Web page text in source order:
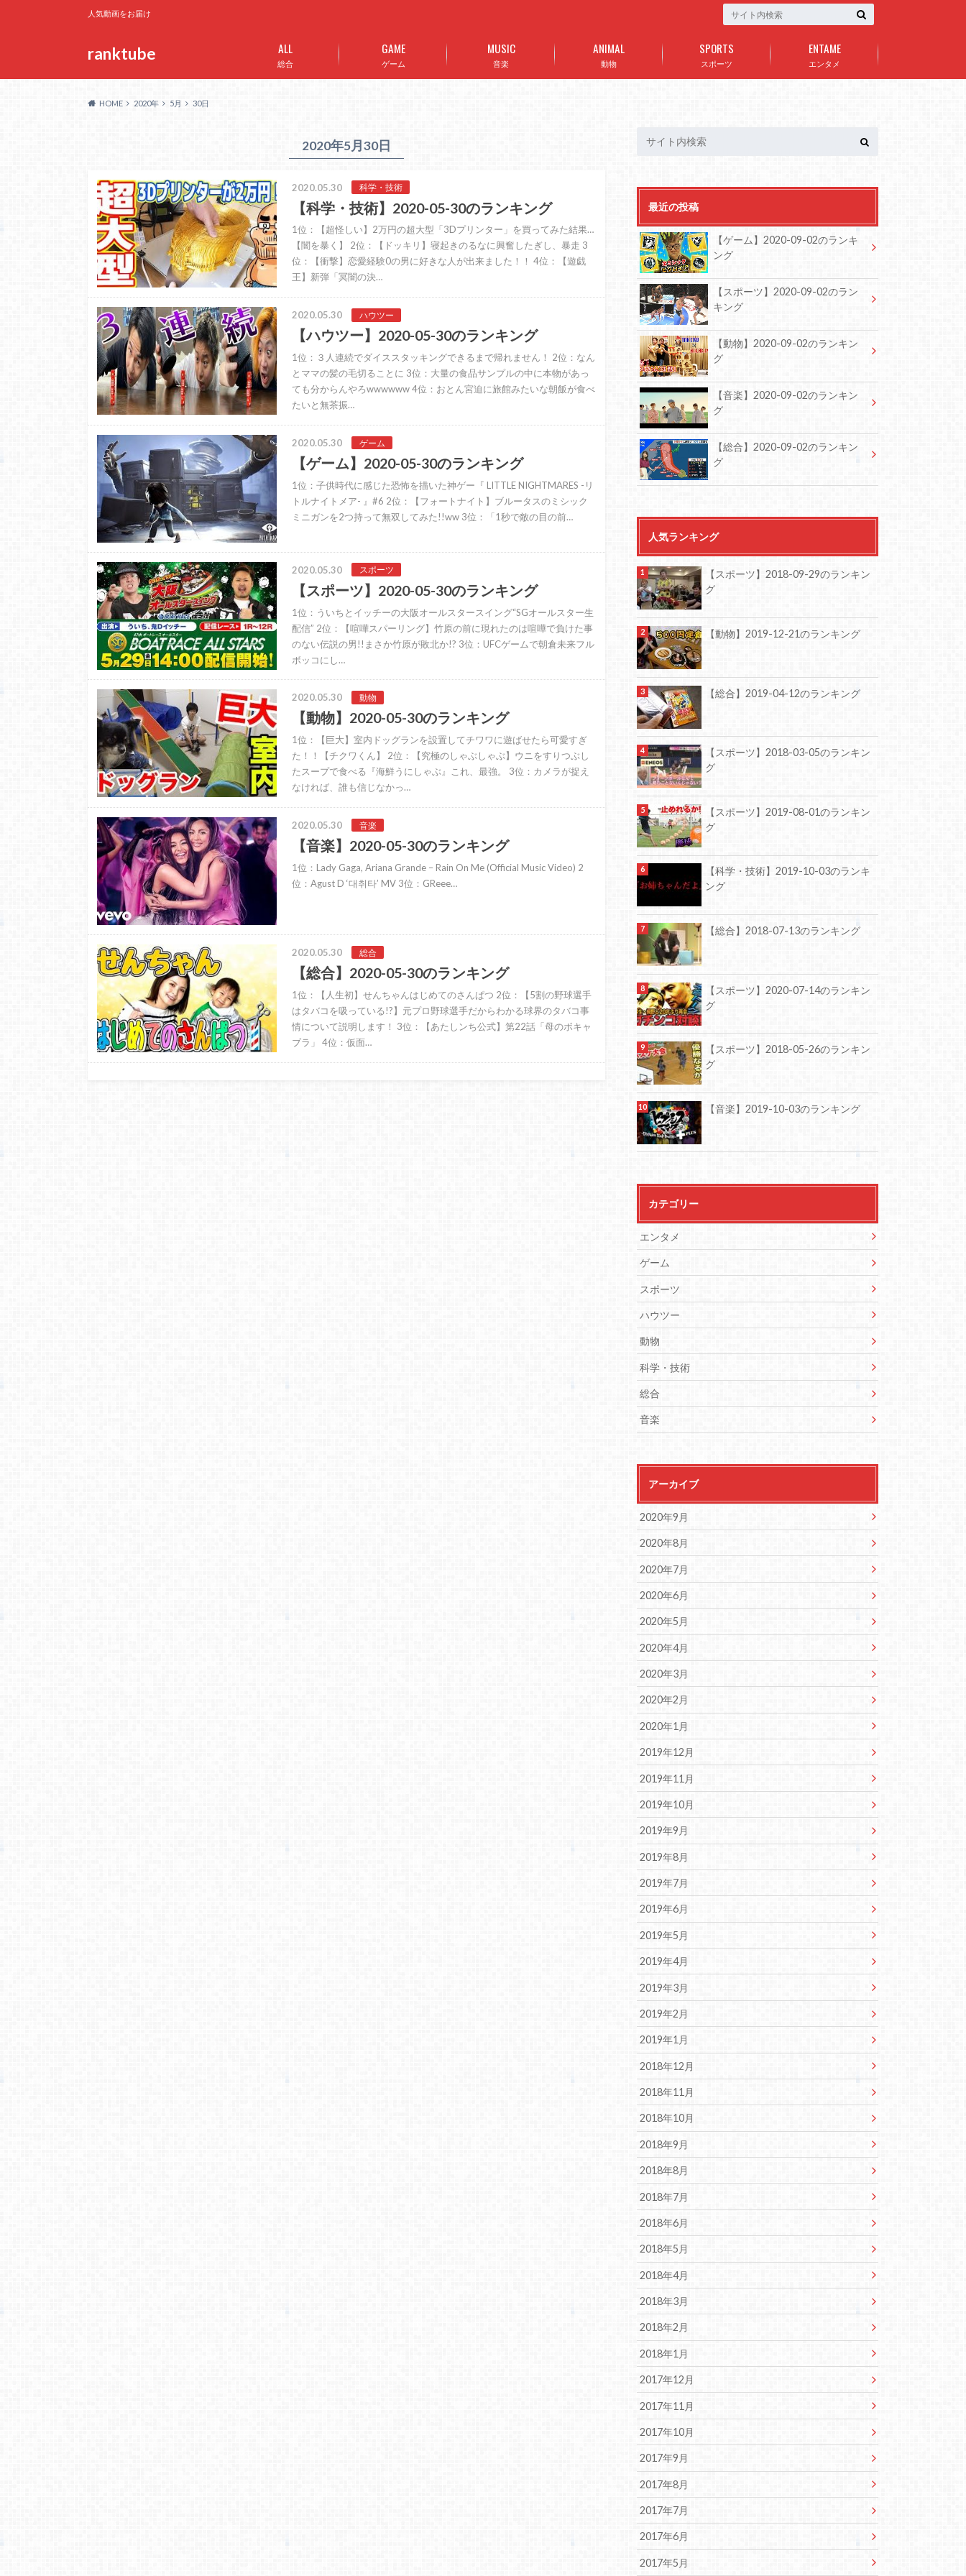
ranktube
人気動画をお届け
総合
ALL
ゲーム
GAME
音楽
MUSIC
動物
ANIMAL
スポーツ
SPORTS
エンタメ
ENTAME
HOME 2020年 5月 30日
2020年5月30日
2020.05.30 科学・技術
【科学・技術】2020-05-30のランキング
1位：【超怪しい】2万円の超大型「3Dプリンター」を買ってみた結果…
【闇を暴く】 2位：【ドッキリ】寝起きのるなに興奮したぎし、暴走 3
位：【衝撃】恋愛経験0の男に好きな人が出来ました！！ 4位：【遊戯
王】新弾「冥闇の決…
2020.05.30 ハウツー
【ハウツー】2020-05-30のランキング
1位：３人連続でダイススタッキングできるまで帰れません！ 2位：なん
とママの髪の毛切ることに 3位：大量の食品サンプルの中に本物があっ
ても分からんやろwwwwww 4位：おとん宮迫に旅館みたいな朝飯が食べ
たいと無茶振…
2020.05.30 ゲーム
【ゲーム】2020-05-30のランキング
1位：子供時代に感じた恐怖を描いた神ゲー『 LITTLE NIGHTMARES -リ
トルナイトメア- 』#6 2位：【フォートナイト】ブルータスのミシック
ミニガンを2つ持って無双してみた!!ww 3位：「1秒で敵の目の前…
2020.05.30 スポーツ
【スポーツ】2020-05-30のランキング
1位：ういちとイッチーの大阪オールスタースイング“SGオールスター生
配信” 2位：【喧嘩スパーリング】竹原の前に現れたのは喧嘩で負けた事
のない伝説の男!!まさか竹原が敗北か!? 3位：UFCゲームで朝倉未来フル
ボッコにし…
2020.05.30 動物
【動物】2020-05-30のランキング
1位：【巨大】室内ドッグランを設置してチワワに遊ばせたら可愛すぎ
た！！【チクワくん】 2位：【究極のしゃぶしゃぶ】ウニをすりつぶし
たスープで食べる『海鮮うにしゃぶ』これ、最強。 3位：カメラが捉え
なければ、誰も信じなかっ…
2020.05.30 音楽
【音楽】2020-05-30のランキング
1位：Lady Gaga, Ariana Grande – Rain On Me (Official Music Video) 2
位：Agust D ‘대취타’ MV 3位：GReee…
2020.05.30 総合
【総合】2020-05-30のランキング
1位：【人生初】せんちゃんはじめてのさんぱつ 2位：【5割の野球選手
はタバコを吸っている!?】元プロ野球選手だからわかる球界のタバコ事
情について説明します！ 3位：【あたしンち公式】第22話「母のボキャ
ブラ」 4位：仮面…
最近の投稿
【ゲーム】2020-09-02のランキ
ング
【スポーツ】2020-09-02のラン
キング
【動物】2020-09-02のランキン
グ
【音楽】2020-09-02のランキン
グ
【総合】2020-09-02のランキン
グ
人気ランキング
【スポーツ】2018-09-29のランキン
グ
【動物】2019-12-21のランキング
【総合】2019-04-12のランキング
【スポーツ】2018-03-05のランキン
グ
【スポーツ】2019-08-01のランキン
グ
【科学・技術】2019-10-03のランキ
ング
【総合】2018-07-13のランキング
【スポーツ】2020-07-14のランキン
グ
【スポーツ】2018-05-26のランキン
グ
【音楽】2019-10-03のランキング
カテゴリー
エンタメ
ゲーム
スポーツ
ハウツー
動物
科学・技術
総合
音楽
アーカイブ
2020年9月
2020年8月
2020年7月
2020年6月
2020年5月
2020年4月
2020年3月
2020年2月
2020年1月
2019年12月
2019年11月
2019年10月
2019年9月
2019年8月
2019年7月
2019年6月
2019年5月
2019年4月
2019年3月
2019年2月
2019年1月
2018年12月
2018年11月
2018年10月
2018年9月
2018年8月
2018年7月
2018年6月
2018年5月
2018年4月
2018年3月
2018年2月
2018年1月
2017年12月
2017年11月
2017年10月
2017年9月
2017年8月
2017年7月
2017年6月
2017年5月